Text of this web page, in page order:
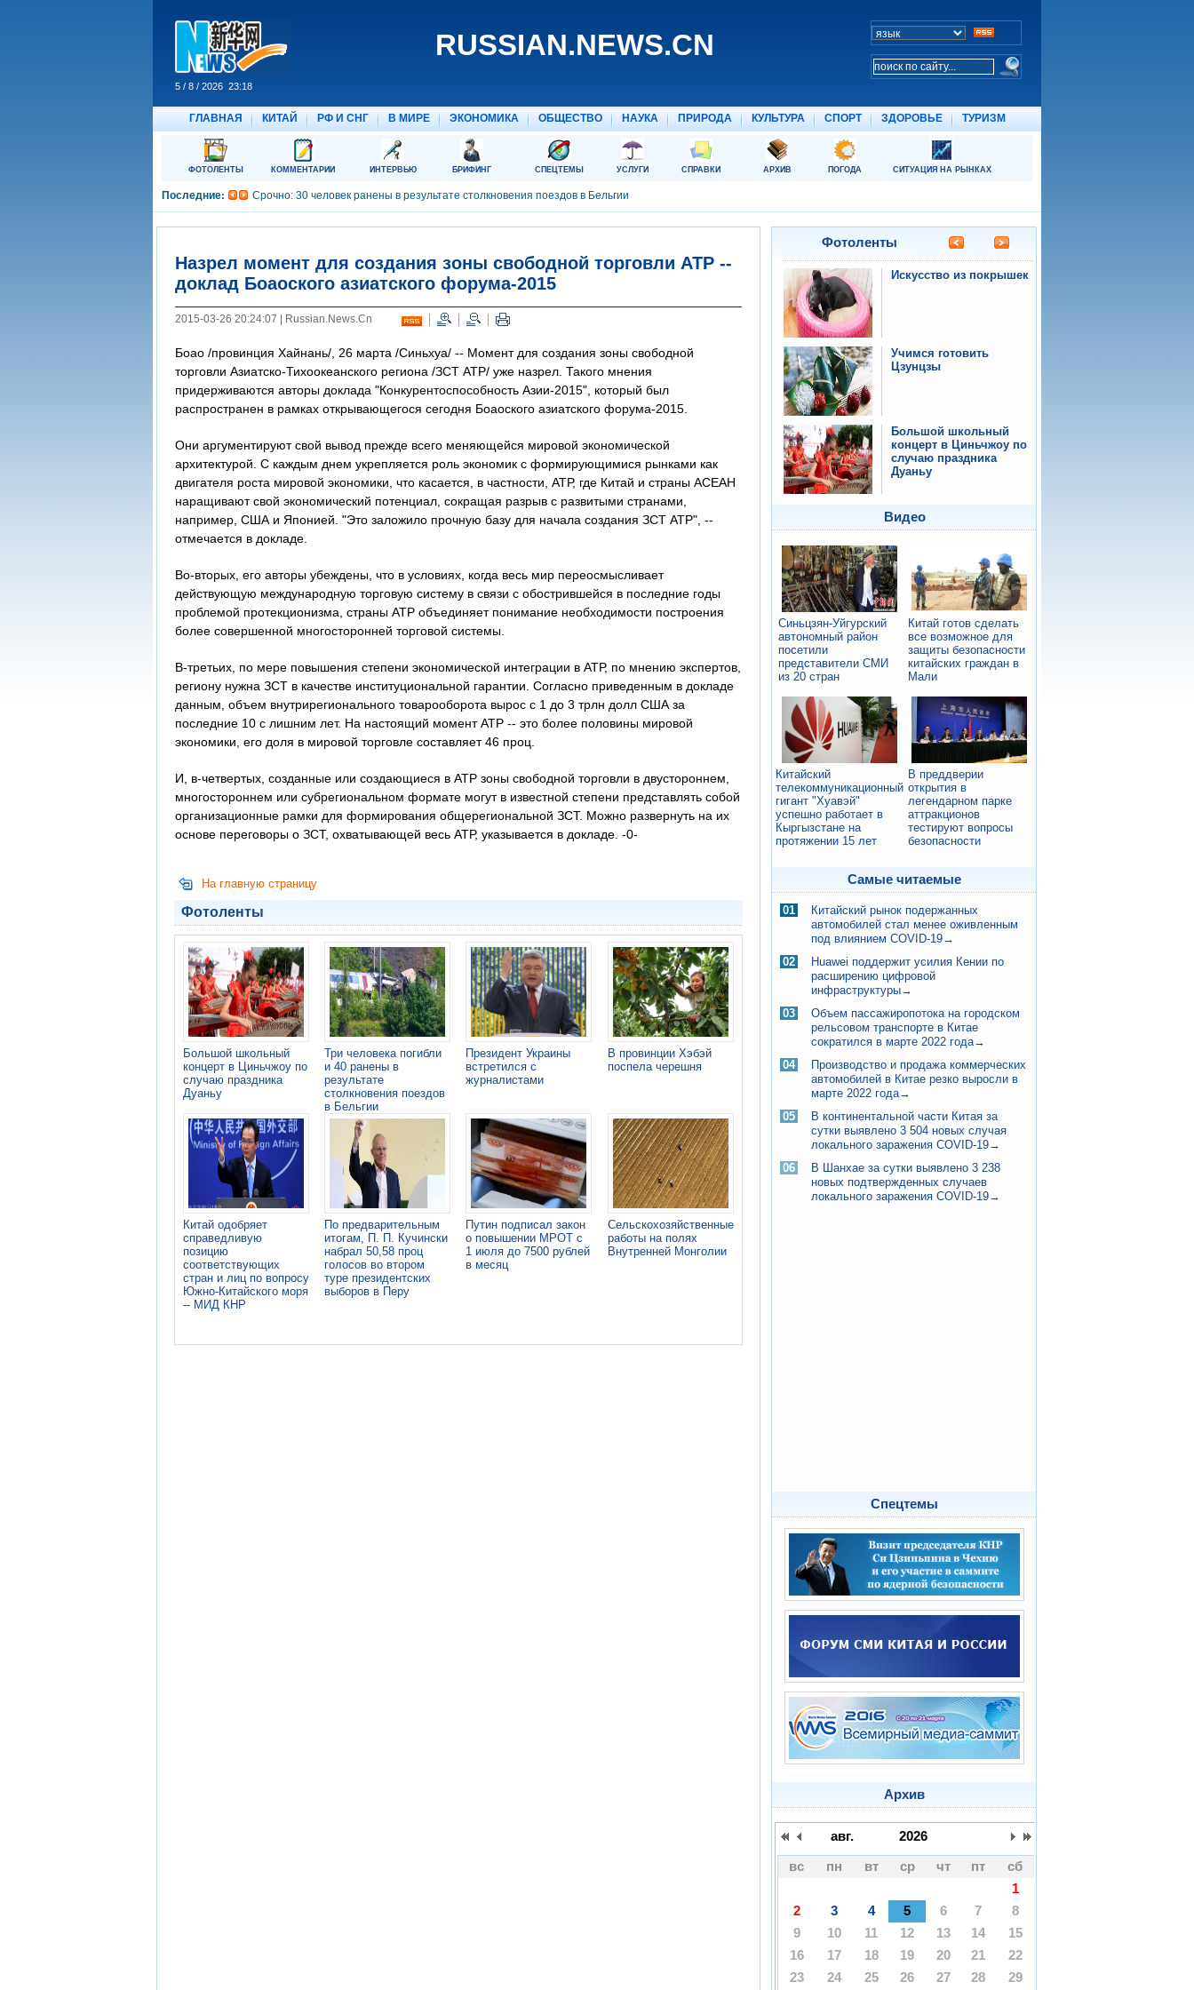
Назрел момент для создания зоны свободной торговли АТР --
доклад Боаоского азиатского форума-2015
2015-03-26 20:24:07 | Russian.News.Cn
Боао /провинция Хайнань/, 26 марта /Синьхуа/ -- Момент для создания зоны свободной
торговли Азиатско-Тихоокеанского региона /ЗСТ АТР/ уже назрел. Такого мнения
придерживаются авторы доклада "Конкурентоспособность Азии-2015", который был
распространен в рамках открывающегося сегодня Боаоского азиатского форума-2015.
Они аргументируют свой вывод прежде всего меняющейся мировой экономической
архитектурой. С каждым днем укрепляется роль экономик с формирующимися рынками как
двигателя роста мировой экономики, что касается, в частности, АТР, где Китай и страны АСЕАН
наращивают свой экономический потенциал, сокращая разрыв с развитыми странами,
например, США и Японией. "Это заложило прочную базу для начала создания ЗСТ АТР", --
отмечается в докладе.
Во-вторых, его авторы убеждены, что в условиях, когда весь мир переосмысливает
действующую международную торговую систему в связи с обострившейся в последние годы
проблемой протекционизма, страны АТР объединяет понимание необходимости построения
более совершенной многосторонней торговой системы.
В-третьих, по мере повышения степени экономической интеграции в АТР, по мнению экспертов,
региону нужна ЗСТ в качестве институциональной гарантии. Согласно приведенным в докладе
данным, объем внутрирегионального товарооборота вырос с 1 до 3 трлн долл США за
последние 10 с лишним лет. На настоящий момент АТР -- это более половины мировой
экономики, его доля в мировой торговле составляет 46 проц.
И, в-четвертых, созданные или создающиеся в АТР зоны свободной торговли в двустороннем,
многостороннем или субрегиональном формате могут в известной степени представлять собой
организационные рамки для формирования общерегиональной ЗСТ. Можно развернуть на их
основе переговоры о ЗСТ, охватывающей весь АТР, указывается в докладе. -0-
На главную страницу